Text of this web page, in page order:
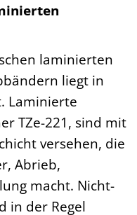
laminierten
liegt in
Laminierte
TZe-221, sind mit
versehen, die
Abrieb,
macht. Nicht-
in der Regel